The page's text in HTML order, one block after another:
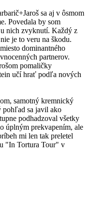
sa aj v ôsmom
Povedala by som
u nich zvyknutí. Každý z
je to veru na škodu.
dominantného
partnerov.
pomaličky
učí hrať podľa nových
samotný kremnický
sa javil ako
podhadzoval všetky
úplným prekvapením, ale
mi len tak preletel
"In Tortura Tour" v